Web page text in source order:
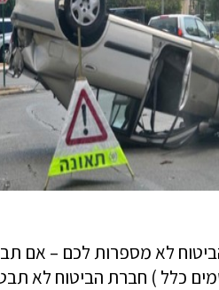
לא מספרות לכם – אם
כלל ) חברת הביטוח לא